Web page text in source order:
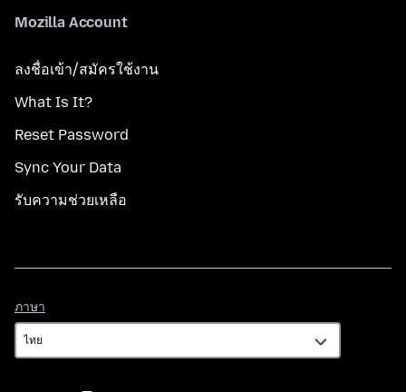
Mozilla Account
ลงชื่อเข้า/สมัครใช้งาน
What Is It?
Reset Password
Sync Your Data
รับความช่วยเหลือ
ภาษา